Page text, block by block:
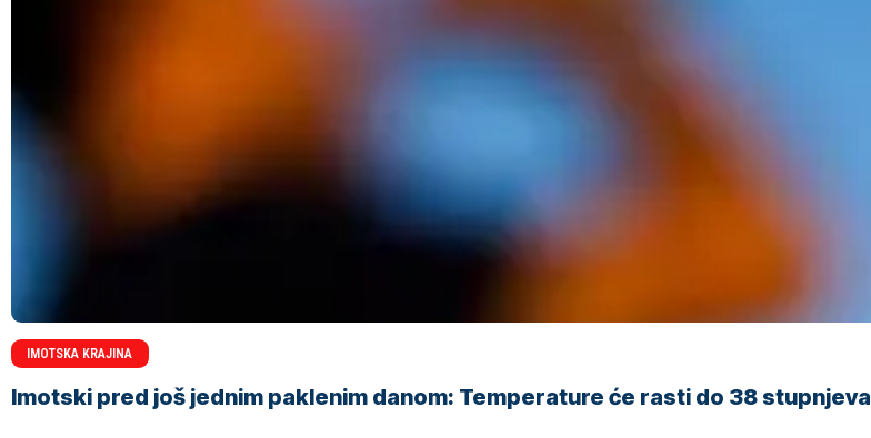
IMOTSKA KRAJINA
Imotski pred još jednim paklenim danom: Temperature će rasti do 38 stupnjeva